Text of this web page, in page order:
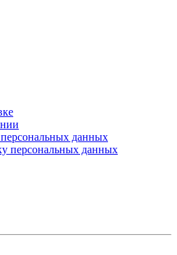
данных
персональных данных